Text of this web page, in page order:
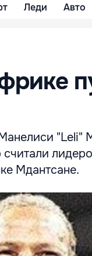
Леди Авто
"Leli"
Мдантсане.